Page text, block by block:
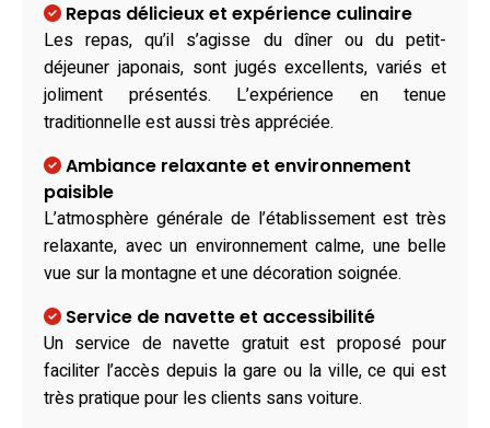
Repas délicieux et expérience culinaire
Les repas, qu’il s’agisse du dîner ou du petit-
déjeuner japonais, sont jugés excellents, variés et
joliment présentés. L’expérience en tenue
traditionnelle est aussi très appréciée.
Ambiance relaxante et environnement
paisible
L’atmosphère générale de l’établissement est très
relaxante, avec un environnement calme, une belle
vue sur la montagne et une décoration soignée.
Service de navette et accessibilité
Un service de navette gratuit est proposé pour
faciliter l’accès depuis la gare ou la ville, ce qui est
très pratique pour les clients sans voiture.